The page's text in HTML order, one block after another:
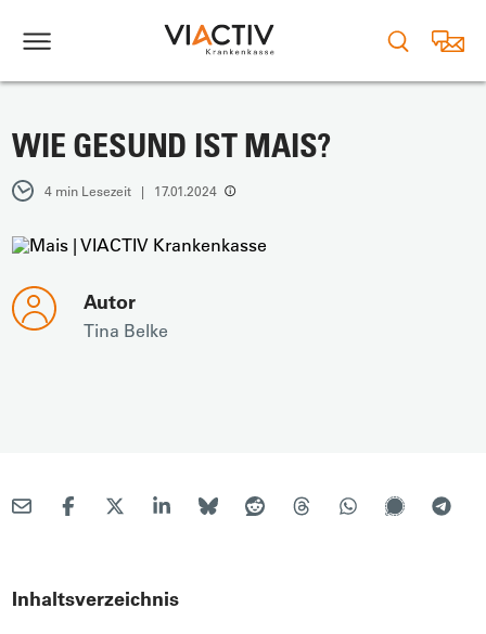
WIE GESUND IST MAIS?
4 min Lesezeit | 17.01.2024
Autor
Tina Belke
Inhaltsverzeichnis